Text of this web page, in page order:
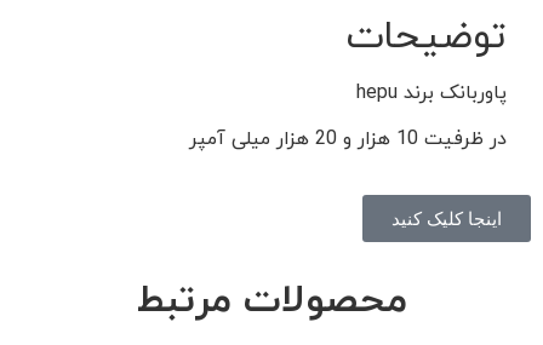
توضیحات
پاوربانک برند hepu
در ظرفیت 10 هزار و 20 هزار میلی آمپر
اینجا کلیک کنید
محصولات مرتبط